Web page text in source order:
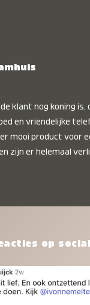
klant nog koning is,
en vriendelijke
mooi product voor
zijn er helemaal
op